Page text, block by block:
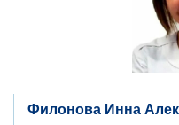
Филонова Инна